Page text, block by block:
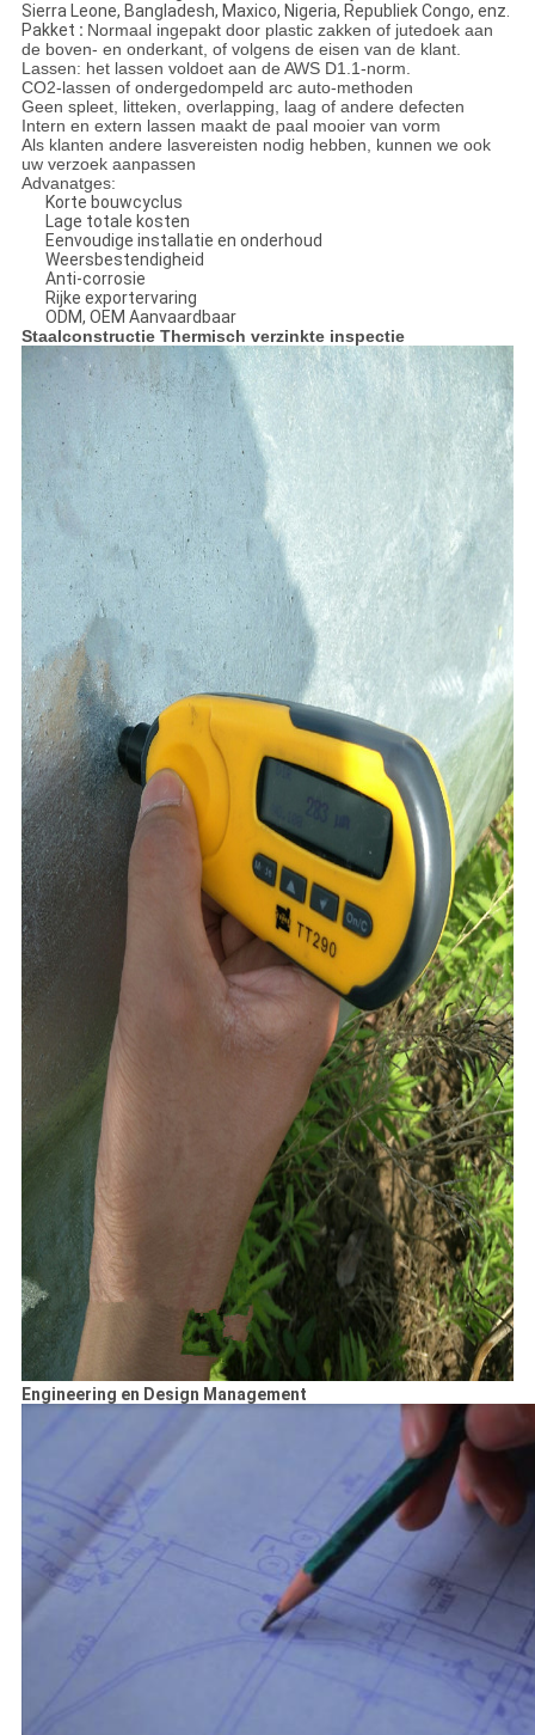
Sierra Leone, Bangladesh, Maxico, Nigeria, Republiek Congo, enz.
Pakket : Normaal ingepakt door plastic zakken of jutedoek aan
de boven- en onderkant, of volgens de eisen van de klant.
Lassen: het lassen voldoet aan de AWS D1.1-norm.
CO2-lassen of ondergedompeld arc auto-methoden
Geen spleet, litteken, overlapping, laag of andere defecten
Intern en extern lassen maakt de paal mooier van vorm
Als klanten andere lasvereisten nodig hebben, kunnen we ook
uw verzoek aanpassen
Advanatges:
Korte bouwcyclus
Lage totale kosten
Eenvoudige installatie en onderhoud
Weersbestendigheid
Anti-corrosie
Rijke exportervaring
ODM, OEM Aanvaardbaar
Staalconstructie Thermisch verzinkte inspectie
Engineering en Design Management